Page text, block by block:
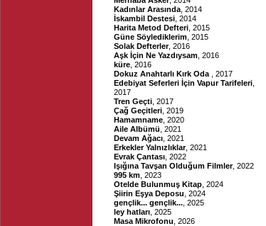
Kadınlar Arasında , 2014
İskambil Destesi , 2014
Harita Metod Defteri , 2015
Güne Söylediklerim , 2015
Solak Defterler, 2016
Aşk İçin Ne Yazdıysam , 2016
küre , 2016
Dokuz Anahtarlı Kırk Oda
, 2017
Edebiyat Seferleri İçin Vapur Tarifeleri
2017
Tren Geçti , 2017
Çağ Geçitleri , 2019
Hamamname , 2020
Aile Albümü , 2021
Devam Ağacı , 2021
Erkekler Yalnızlıklar, 2021
Evrak Çantası , 2022
Işığına Tavşan Olduğum Filmler, 2022
995 km , 2023
Otelde Bulunmuş Kitap , 2024
Şiirin Eşya Deposu , 2024
gençlik... gençlik... , 2025
ley hatları , 2025
Masa Mikrofonu , 2026